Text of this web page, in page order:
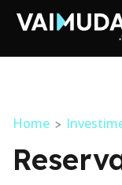
Home >